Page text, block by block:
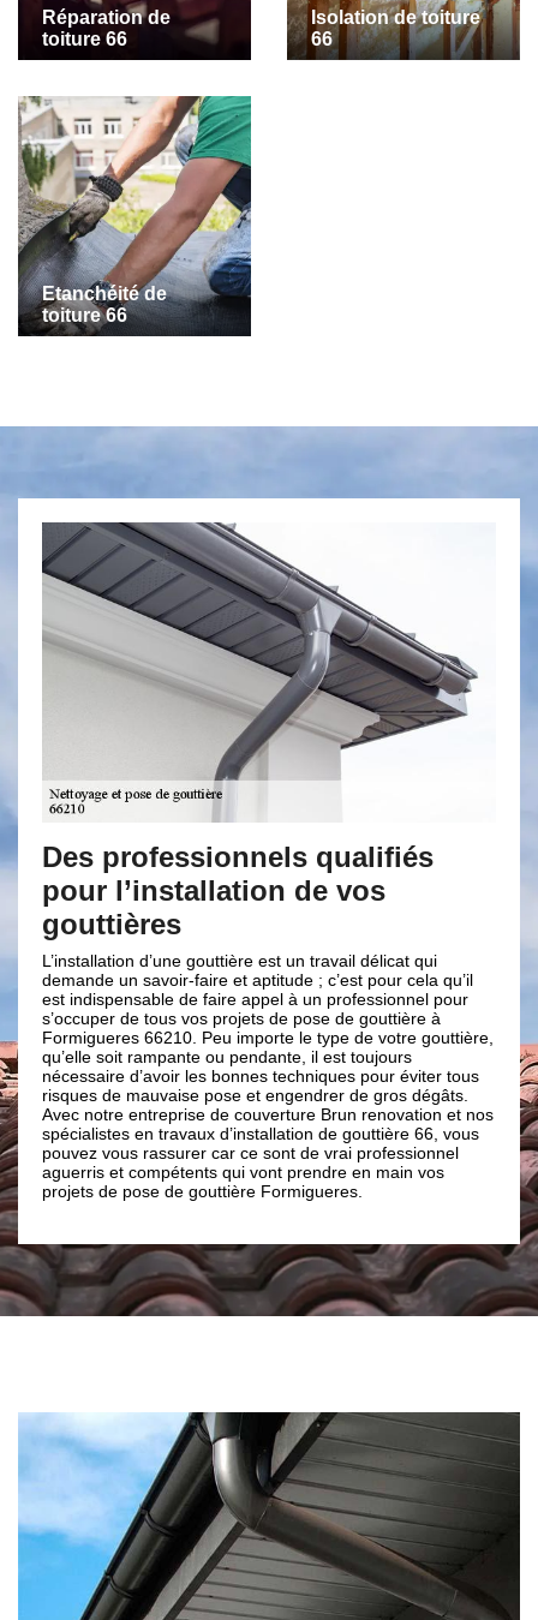
Réparation de
toiture 66
Isolation de toiture
66
Etanchéité de
toiture 66
qualifiés
de vos
gouttière est un travail délicat qui
faire et aptitude ; c’est pour cela qu’il
de faire appel à un professionnel pour
vos projets de pose de gouttière à
Peu importe le type de votre gouttière,
ou pendante, il est toujours
les bonnes techniques pour éviter tous
pose et engendrer de gros dégâts.
de couverture Brun renovation et nos
travaux d’installation de gouttière 66, vous
car ce sont de vrai professionnel
qui vont prendre en main vos
de gouttière Formigueres.
{clients}
pratiques et
Pour que votre gouttière
indispensable de le faire
comme Brun renovation
cela, lui fera gagner en
vous conseillons
durant l’été afin de
pour préparer votre
vous souhaitez
c’est d’être à deux
et vous aurez une